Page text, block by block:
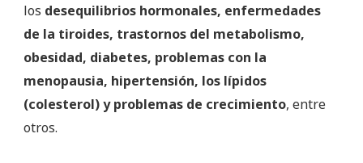
los desequilibrios hormonales, enfermedades
de la tiroides, trastornos del metabolismo,
obesidad, diabetes, problemas con la
menopausia, hipertensión, los lípidos
(colesterol) y problemas de crecimiento, entre
otros.